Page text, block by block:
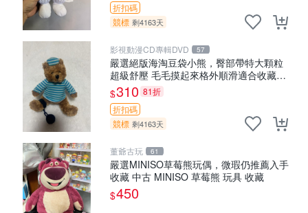
折扣碼
競標 剩4163天
影視動漫CD專輯DVD 57
嚴選絕版海淘豆袋小熊，臀部帶特大顆粒
超級舒壓 毛毛摸起來格外順滑適合收藏
100%棉質 豆袋枕 豆袋、抱枕、小熊
$310 81折
折扣碼
競標 剩4163天
董爺古玩 61
嚴選MINISO草莓熊玩偶，微瑕仍推薦入手
收藏 中古 MINISO 草莓熊 玩具 收藏
$450